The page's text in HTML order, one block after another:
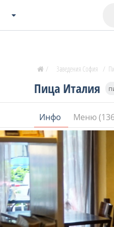
Пловдив
Бургас
В. Търново
Банско
Всички останали
Пица Италия
Инфо Меню
/ Заведения София /